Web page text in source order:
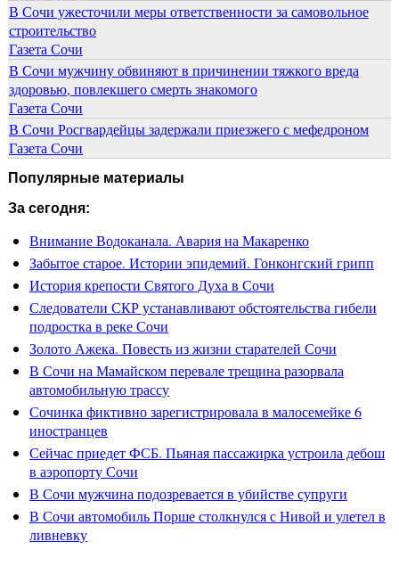
В Сочи ужесточили меры ответственности за самовольное
строительство
Газета Сочи
В Сочи мужчину обвиняют в причинении тяжкого вреда
здоровью, повлекшего смерть знакомого
Газета Сочи
В Сочи Росгвардейцы задержали приезжего с мефедроном
Газета Сочи
Популярные материалы
За сегодня:
Внимание Водоканала. Авария на Макаренко
Забытое старое. Истории эпидемий. Гонконгский грипп
История крепости Святого Духа в Сочи
Следователи СКР устанавливают обстоятельства гибели
подростка в реке Сочи
Золото Ажека. Повесть из жизни старателей Сочи
В Сочи на Мамайском перевале трещина разорвала
автомобильную трассу
Сочинка фиктивно зарегистрировала в малосемейке 6
иностранцев
Сейчас приедет ФСБ. Пьяная пассажирка устроила дебош
в аэропорту Сочи
В Сочи мужчина подозревается в убийстве супруги
В Сочи автомобиль Порше столкнулся с Нивой и улетел в
ливневку